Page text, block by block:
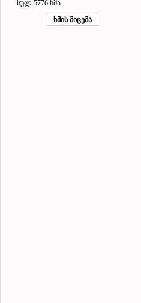
სულ:5776 ხმა